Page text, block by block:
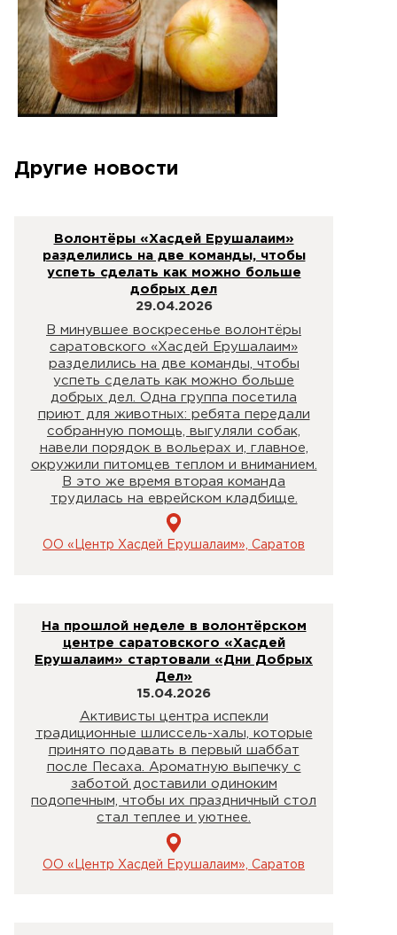
Другие новости
Волонтёры «Хасдей Ерушалаим»
разделились на две команды, чтобы
успеть сделать как можно больше
добрых дел
29.04.2026
В минувшее воскресенье волонтёры
саратовского «Хасдей Ерушалаим»
разделились на две команды, чтобы
успеть сделать как можно больше
добрых дел. Одна группа посетила
приют для животных: ребята передали
собранную помощь, выгуляли собак,
навели порядок в вольерах и, главное,
окружили питомцев теплом и вниманием.
В это же время вторая команда
трудилась на еврейском кладбище.
ОО «Центр Хасдей Ерушалаим», Саратов
На прошлой неделе в волонтёрском
центре саратовского «Хасдей
Ерушалаим» стартовали «Дни Добрых
Дел»
15.04.2026
Активисты центра испекли
традиционные шлиссель-халы, которые
принято подавать в первый шаббат
после Песаха. Ароматную выпечку с
заботой доставили одиноким
подопечным, чтобы их праздничный стол
стал теплее и уютнее.
ОО «Центр Хасдей Ерушалаим», Саратов